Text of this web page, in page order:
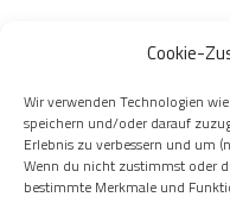
Cookie-
Wir verwenden Technologien
speichern und/oder darauf
Erlebnis zu verbessern und um
Wenn du nicht zustimmst oder
bestimmte Merkmale und